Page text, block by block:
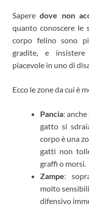
Saperedove non
quanto conoscere le
corpo felino sono
gradite, e
piacevole in uno di
Ecco le zone da cui è
Pancia:
gatto si
corpo è una
gatti non
graffi o morsi.
Zampe:
molto
difensivo